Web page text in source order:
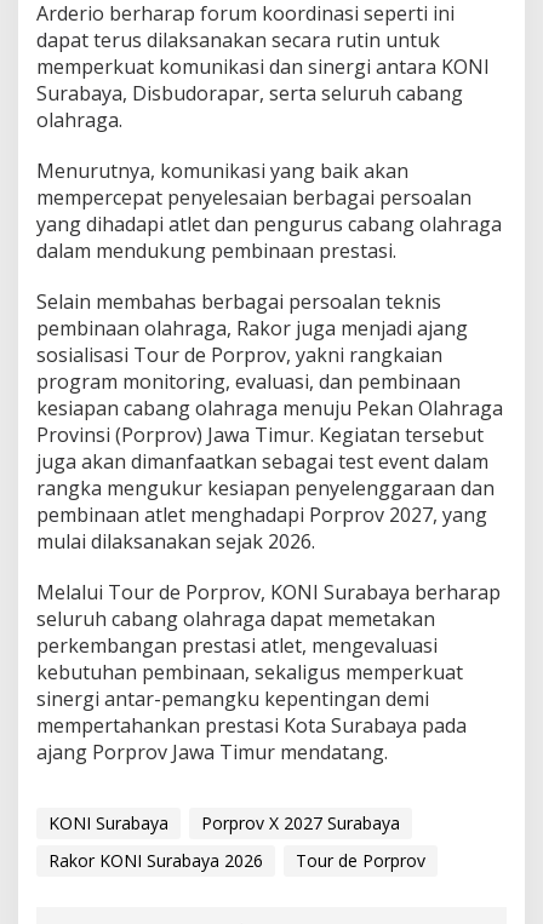
i
Arderio berharap forum koordinasi seperti ini
dapat terus dilaksanakan secara rutin untuk
memperkuat komunikasi dan sinergi antara KONI
Surabaya, Disbudorapar, serta seluruh cabang
olahraga.
Menurutnya, komunikasi yang baik akan
mempercepat penyelesaian berbagai persoalan
yang dihadapi atlet dan pengurus cabang olahraga
dalam mendukung pembinaan prestasi.
Selain membahas berbagai persoalan teknis
pembinaan olahraga, Rakor juga menjadi ajang
sosialisasi Tour de Porprov, yakni rangkaian
program monitoring, evaluasi, dan pembinaan
kesiapan cabang olahraga menuju Pekan Olahraga
Provinsi (Porprov) Jawa Timur. Kegiatan tersebut
juga akan dimanfaatkan sebagai test event dalam
rangka mengukur kesiapan penyelenggaraan dan
pembinaan atlet menghadapi Porprov 2027, yang
mulai dilaksanakan sejak 2026.
Melalui Tour de Porprov, KONI Surabaya berharap
seluruh cabang olahraga dapat memetakan
perkembangan prestasi atlet, mengevaluasi
kebutuhan pembinaan, sekaligus memperkuat
sinergi antar-pemangku kepentingan demi
mempertahankan prestasi Kota Surabaya pada
ajang Porprov Jawa Timur mendatang.
KONI Surabaya
Porprov X 2027 Surabaya
Rakor KONI Surabaya 2026
Tour de Porprov